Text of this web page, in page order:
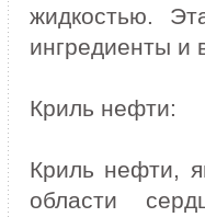
жидкостью.
ингредиенты и
Криль нефти:
Криль нефти,
области